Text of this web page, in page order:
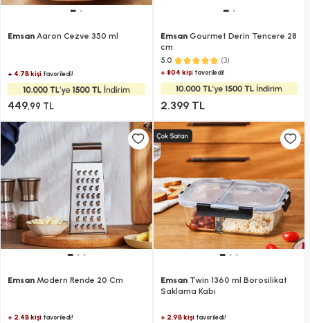
Emsan Aaron Cezve 350 ml
+ 4.7B kişi favoriledi!
449,99 TL
EmsanGourmet Derin Tencere 28
cm
5.0 (3)
+ 804 kişifavoriledi!
2.399 TL
Emsan Modern Rende 20 Cm
+ 2.4B kişi favoriledi!
EmsanTwin 1360 ml Borosilikat
Saklama Kabı
+ 2.9B kişifavoriledi!